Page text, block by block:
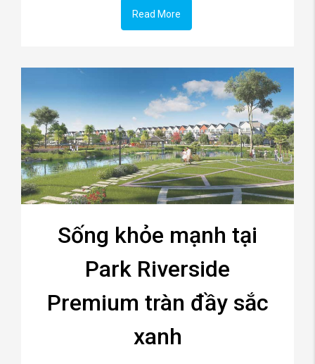
Read More
Sống khỏe mạnh tại
Park Riverside
Premium tràn đầy sắc
xanh